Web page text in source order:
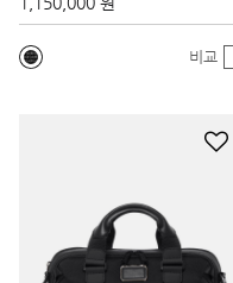
비교